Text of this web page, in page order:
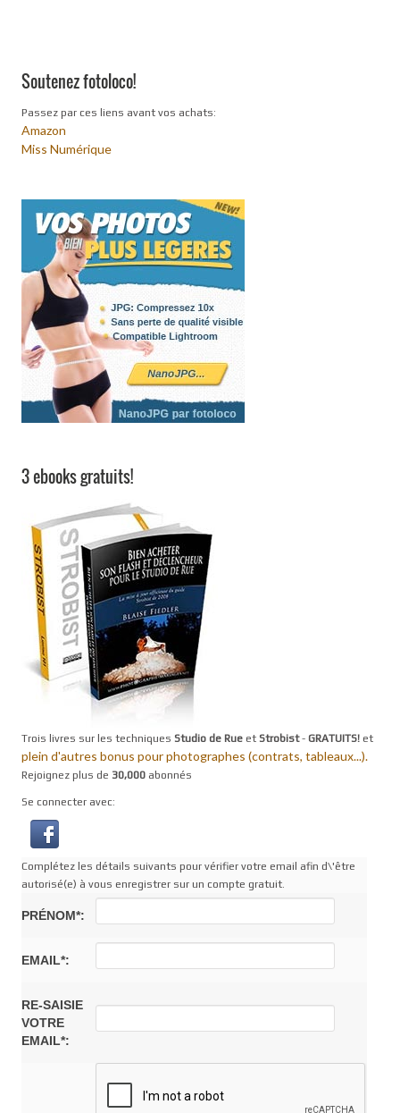
Soutenez fotoloco!
Passez par ces liens avant vos achats:
Amazon
Miss Numérique
3 ebooks gratuits!
Trois livres sur les techniques Studio de Rue et Strobist- GRATUITS! et
plein d'autres bonus pour photographes (contrats, tableaux...).
Rejoignez plus de 30,000 abonnés
Se connecter avec:
Complétez les détails suivants pour vérifier votre email afin d\'être
autorisé(e) à vous enregistrer sur un compte gratuit.
PRÉNOM*:
EMAIL*:
RE-SAISIE
VOTRE
EMAIL*: